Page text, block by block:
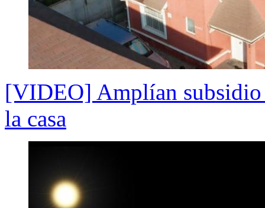
[VIDEO] Amplían subsidio
la casa